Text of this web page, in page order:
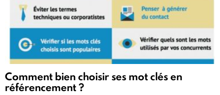
Comment bien choisir ses mot clés en
référencement ?